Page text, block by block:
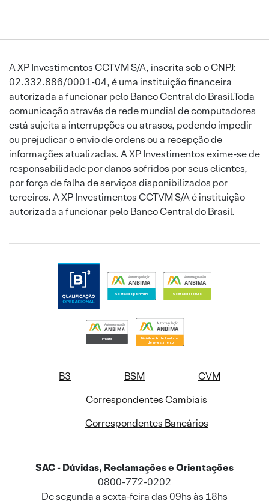
A XP Investimentos CCTVM S/A, inscrita sob o CNPJ:
02.332.886/0001-04, é uma instituição financeira
autorizada a funcionar pelo Banco Central do Brasil.Toda
comunicação através de rede mundial de computadores
está sujeita a interrupções ou atrasos, podendo impedir
ou prejudicar o envio de ordens ou a recepção de
informações atualizadas. A XP Investimentos exime-se de
responsabilidade por danos sofridos por seus clientes,
por força de falha de serviços disponibilizados por
terceiros. A XP Investimentos CCTVM S/A é instituição
autorizada a funcionar pelo Banco Central do Brasil.
B3 BSM
CVM
Correspondentes Cambiais
Correspondentes Bancários
SAC - Dúvidas, Reclamações e Orientações
0800-772-0202
De segunda a sexta-feira das 09hs às 18hs